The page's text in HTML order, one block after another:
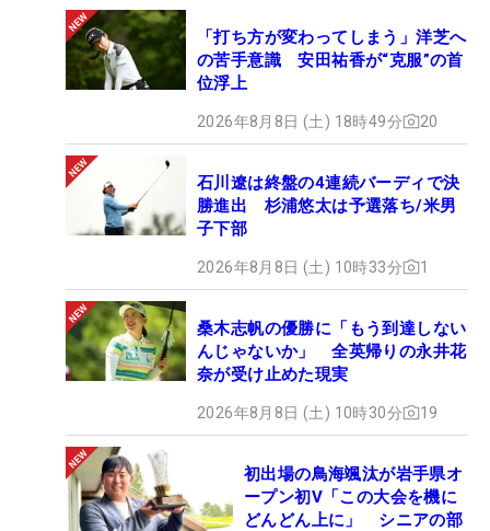
「打ち方が変わってしまう」洋芝へ
の苦手意識 安田祐香が“克服”の首
位浮上
2026年8月8日 (土) 18時49分 20
石川遼は終盤の4連続バーディで決
勝進出 杉浦悠太は予選落ち/米男
子下部
2026年8月8日 (土) 10時33分 1
桑木志帆の優勝に「もう到達しない
んじゃないか」 全英帰りの永井花
奈が受け止めた現実
2026年8月8日 (土) 10時30分 19
初出場の鳥海颯汰が岩手県オ
ープン初V「この大会を機に
どんどん上に」 シニアの部